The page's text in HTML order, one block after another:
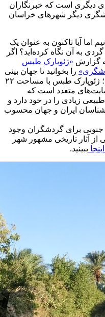
دیگری است که خبرنگاران
دیگر شهرهای خراسان
اما آیا تاکنون به عنوان یک
به آن نگاه کرده‌اید؟ اگر
گزارش «ژئوپارک طبس
را بخوانید تا جهان بینی
خود را نسبت به این استان تغییر دهید؛ ژئوپارک طبس با مساحت ۲۲
ژئوسایت‌های متعدد است که
زیادی را در خود دارد و
ایران و جهان محسوب
جنوبی برای گردشگران وجود
از آثار تاریخی مشهور شهر
اینجا ببینید.